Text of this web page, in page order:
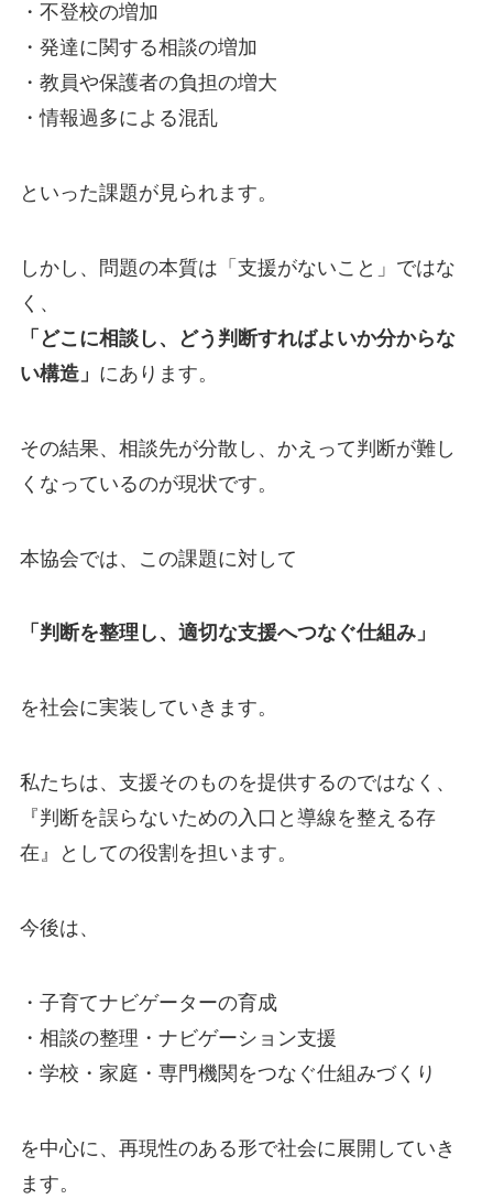
・不登校の増加
・発達に関する相談の増加
・教員や保護者の負担の増大
・情報過多による混乱
といった課題が見られます。
しかし、問題の本質は「支援がないこと」ではな
く、
「どこに相談し、どう判断すればよいか分からな
い構造」 にあります。
その結果、相談先が分散し、かえって判断が難し
くなっているのが現状です。
本協会では、この課題に対して
「判断を整理し、適切な支援へつなぐ仕組み」
を社会に実装していきます。
私たちは、支援そのものを提供するのではなく、
『判断を誤らないための入口と導線を整える存
在』としての役割を担います。
今後は、
・子育てナビゲーターの育成
・相談の整理・ナビゲーション支援
・学校・家庭・専門機関をつなぐ仕組みづくり
を中心に、再現性のある形で社会に展開していき
ます。